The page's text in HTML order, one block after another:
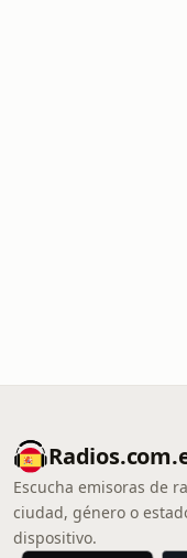
Escucha emisoras de
ciudad, género o
dispositivo.